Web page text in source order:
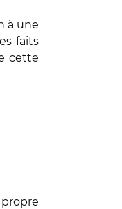
à une
faits
cette